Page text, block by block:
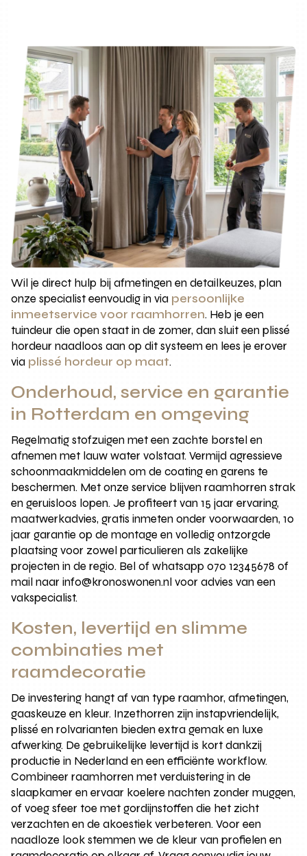
Wil je direct hulp bij afmetingen en detailkeuzes, plan
onze specialist eenvoudig in via persoonlijke
inmeetservice voor raamhorren. Heb je een
tuindeur die open staat in de zomer, dan sluit een plissé
hordeur naadloos aan op dit systeem en lees je erover
via plissé hordeur op maat.
Onderhoud, service en garantie
in Rotterdam en omgeving
Regelmatig stofzuigen met een zachte borstel en
afnemen met lauw water volstaat. Vermijd agressieve
schoonmaakmiddelen om de coating en garens te
beschermen. Met onze service blijven raamhorren strak
en geruisloos lopen. Je profiteert van 15 jaar ervaring,
maatwerkadvies, gratis inmeten onder voorwaarden, 10
jaar garantie op de montage en volledig ontzorgde
plaatsing voor zowel particulieren als zakelijke
projecten in de regio. Bel of whatsapp 070 12345678 of
mail naar info@kronoswonen.nl voor advies van een
vakspecialist.
Kosten, levertijd en slimme
combinaties met
raamdecoratie
De investering hangt af van type raamhor, afmetingen,
gaaskeuze en kleur. Inzethorren zijn instapvriendelijk,
plissé en rolvarianten bieden extra gemak en luxe
afwerking. De gebruikelijke levertijd is kort dankzij
productie in Nederland en een efficiënte workflow.
Combineer raamhorren met verduistering in de
slaapkamer en ervaar koelere nachten zonder muggen,
of voeg sfeer toe met gordijnstoffen die het zicht
verzachten en de akoestiek verbeteren. Voor een
naadloze look stemmen we de kleur van profielen en